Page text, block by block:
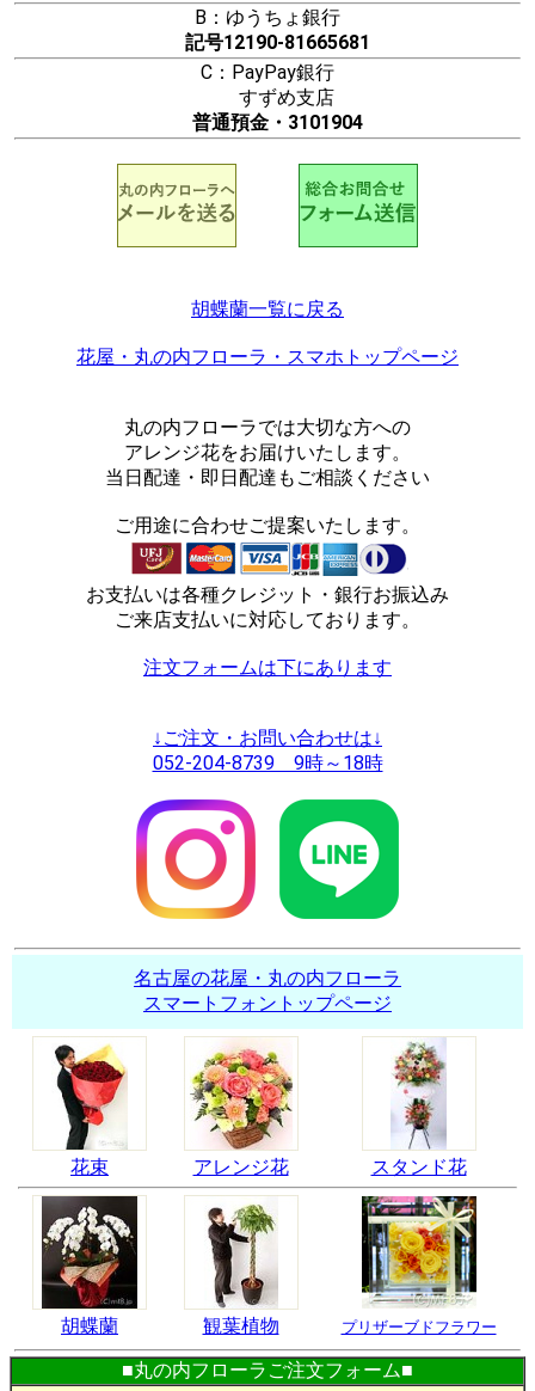
B：ゆうちょ銀行
記号12190-81665681
C：PayPay銀行
すずめ支店
普通預金・3101904
胡蝶蘭一覧に戻る
花屋・丸の内フローラ・スマホトップページ
丸の内フローラでは大切な方への
アレンジ花をお届けいたします。
当日配達・即日配達もご相談ください
ご用途に合わせご提案いたします。
お支払いは各種クレジット・銀行お振込み
ご来店支払いに対応しております。
注文フォームは下にあります
↓ご注文・お問い合わせは↓
052-204-8739 9時～18時
名古屋の花屋・丸の内フローラ
スマートフォントップページ
花束 アレンジ花 スタンド花
胡蝶蘭 観葉植物 プリザーブドフラワー
■丸の内フローラご注文フォーム■